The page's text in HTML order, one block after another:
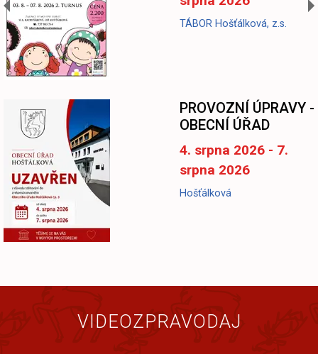
TÁBOR Hošťálková, z.s.
PROVOZNÍ ÚPRAVY -
OBECNÍ ÚŘAD
4. srpna 2026 - 7.
srpna 2026
Hošťálková
VIDEOZPRAVODAJ